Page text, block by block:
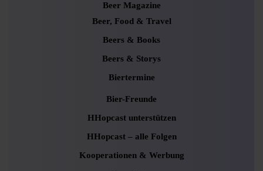
Beer Magazine
Beer, Food & Travel
Beers & Books
Beers & Storys
Biertermine
Bier-Freunde
HHopcast unterstützen
HHopcast – alle Folgen
Kooperationen & Werbung